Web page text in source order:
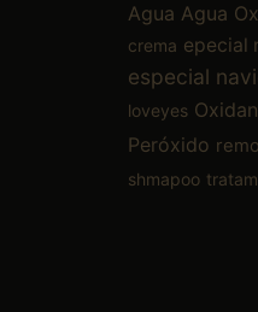
Agua Agua
crema epecial
especial
loveyes
Peróxido
shmapoo